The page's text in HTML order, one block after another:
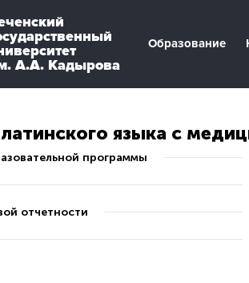
А.А. Кадырова
Образование
языка с
программы
отчетности